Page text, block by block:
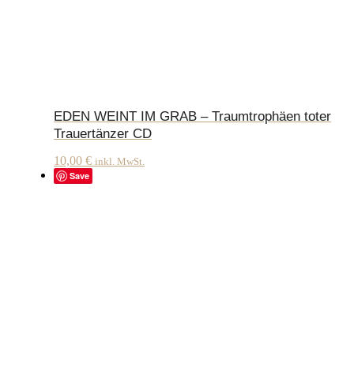
EDEN WEINT IM GRAB – Traumtrophäen toter
Trauertänzer CD
10,00 € inkl. MwSt.
Save